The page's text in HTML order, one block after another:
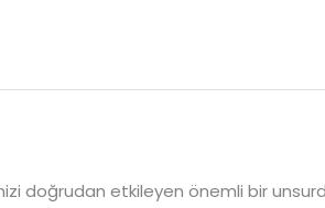
doğrudan etkileyen önemli bir